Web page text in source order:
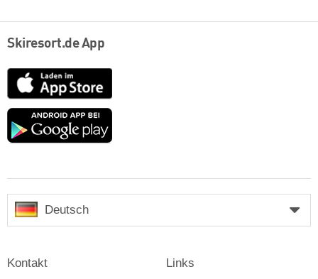
Skiresort.de App
App
Store
Google
Deutsch
Kontakt Links